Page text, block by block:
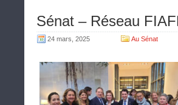
Sénat – Réseau
24 mars, 2025 Au Sénat